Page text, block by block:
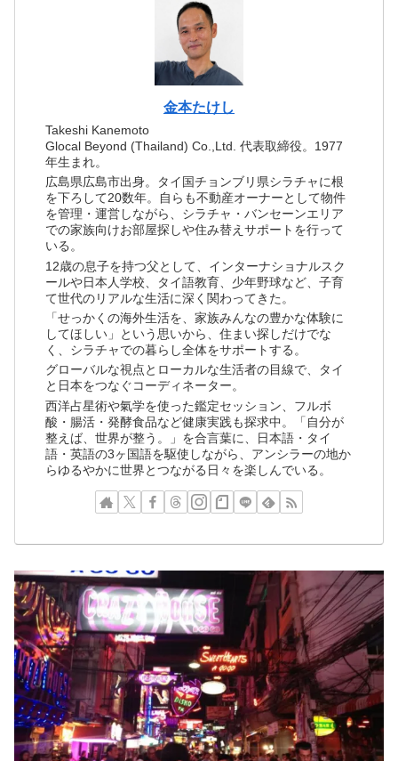
金本たけし
Takeshi Kanemoto
Glocal Beyond (Thailand) Co.,Ltd. 代表取締役。1977
年生まれ。
広島県広島市出身。タイ国チョンブリ県シラチャに根
を下ろして20数年。自らも不動産オーナーとして物件
を管理・運営しながら、シラチャ・バンセーンエリア
での家族向けお部屋探しや住み替えサポートを行って
いる。
12歳の息子を持つ父として、インターナショナルスク
ールや日本人学校、タイ語教育、少年野球など、子育
て世代のリアルな生活に深く関わってきた。
「せっかくの海外生活を、家族みんなの豊かな体験に
してほしい」という思いから、住まい探しだけでな
く、シラチャでの暮らし全体をサポートする。
グローバルな視点とローカルな生活者の目線で、タイ
と日本をつなぐコーディネーター。
西洋占星術や氣学を使った鑑定セッション、フルボ
酸・腸活・発酵食品など健康実践も探求中。「自分が
整えば、世界が整う。」を合言葉に、日本語・タイ
語・英語の3ヶ国語を駆使しながら、アンシラーの地か
らゆるやかに世界とつながる日々を楽しんでいる。